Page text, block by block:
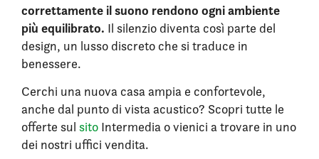
correttamente il suono rendono ogni ambiente
più equilibrato. Il silenzio diventa così parte del
design, un lusso discreto che si traduce in
benessere.
Cerchi una nuova casa ampia e confortevole,
anche dal punto di vista acustico? Scopri tutte le
offerte sul sito Intermedia o vienici a trovare in uno
dei nostri uffici vendita.